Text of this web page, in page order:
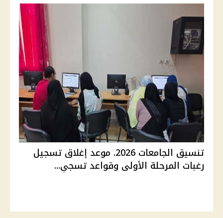
تنسيق الجامعات 2026. موعد إغلاق تسجيل
رغبات المرحلة الأولى وقواعد تسجي...